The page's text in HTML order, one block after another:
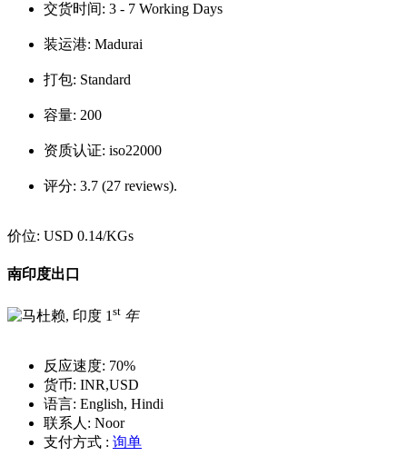
交货时间: 3 - 7 Working Days
装运港: Madurai
打包: Standard
容量: 200
资质认证: iso22000
评分: 3.7 (27 reviews).
价位: USD 0.14/KGs
南印度出口
1 st 年
反应速度: 70%
货币: INR,USD
语言: English, Hindi
联系人: Noor
支付方式 : 询单